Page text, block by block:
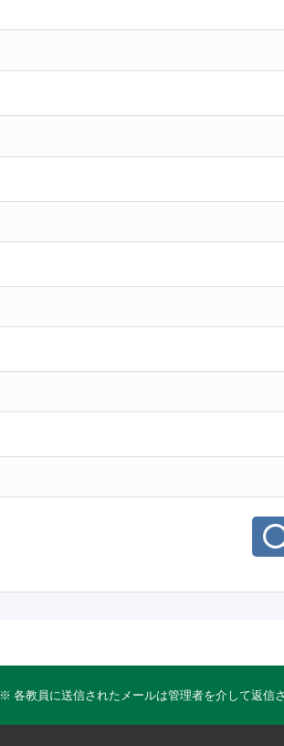
※ 各教員に送信されたメールは管理者を介して返信